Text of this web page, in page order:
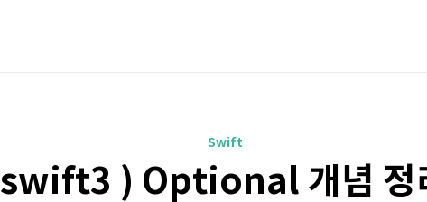
Swift
swift3 ) Optional 개념 정